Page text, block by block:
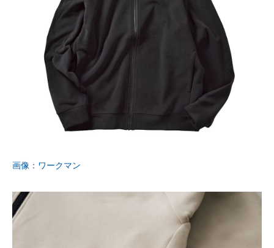
画像：ワークマン